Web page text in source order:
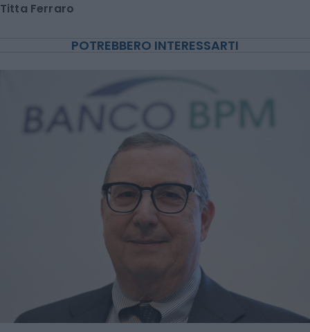
Titta Ferraro
POTREBBERO INTERESSARTI